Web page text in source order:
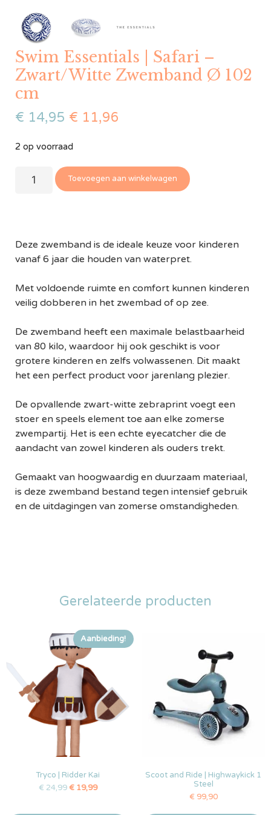
Swim Essentials | Safari –
Zwart/Witte Zwemband Ø 102
cm
€ 14,95 € 11,96
2 op voorraad
Toevoegen aan winkelwagen
Deze zwemband is de ideale keuze voor kinderen
vanaf 6 jaar die houden van waterpret.
Met voldoende ruimte en comfort kunnen kinderen
veilig dobberen in het zwembad of op zee.
De zwemband heeft een maximale belastbaarheid
van 80 kilo, waardoor hij ook geschikt is voor
grotere kinderen en zelfs volwassenen. Dit maakt
het een perfect product voor jarenlang plezier.
De opvallende zwart-witte zebraprint voegt een
stoer en speels element toe aan elke zomerse
zwempartij. Het is een echte eyecatcher die de
aandacht van zowel kinderen als ouders trekt.
Gemaakt van hoogwaardig en duurzaam materiaal,
is deze zwemband bestand tegen intensief gebruik
en de uitdagingen van zomerse omstandigheden.
Gerelateerde producten
Aanbieding!
Tryco | Ridder Kai
€ 24,99 €19,99
Scoot and Ride | Highwaykick 1
Steel
€ 99,90